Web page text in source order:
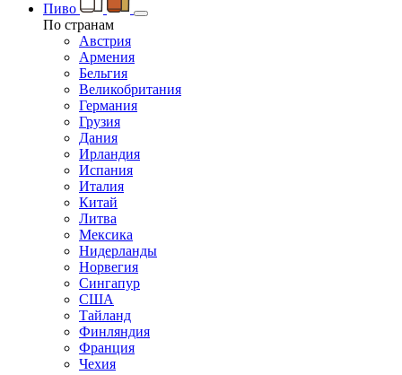
Пиво
По странам
Австрия
Армения
Бельгия
Великобритания
Германия
Грузия
Дания
Ирландия
Испания
Италия
Китай
Литва
Мексика
Нидерланды
Норвегия
Сингапур
США
Тайланд
Финляндия
Франция
Чехия